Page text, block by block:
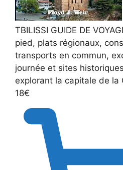
TBILISSI GUIDE DE
pied, plats régionaux,
transports en commun,
journée et sites
explorant la capitale de la
18€